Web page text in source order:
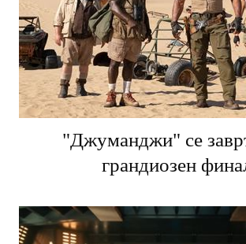
"Джуманджи" се
грандиозен